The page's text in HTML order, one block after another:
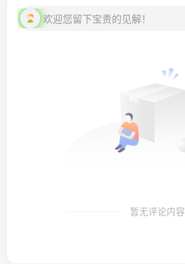
欢迎您留下宝贵的见解！
暂无评论内容